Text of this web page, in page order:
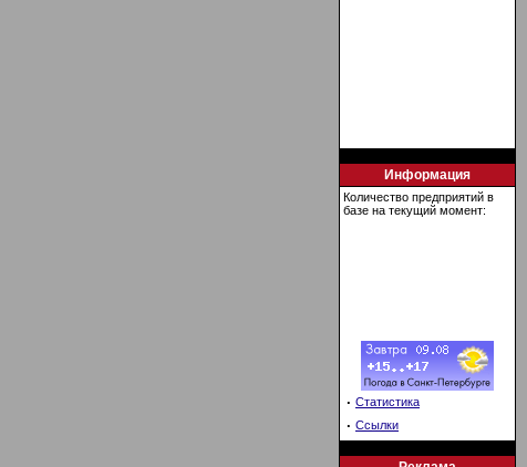
Информация
Количество предприятий в
базе на текущий момент:
· Статистика
· Ссылки